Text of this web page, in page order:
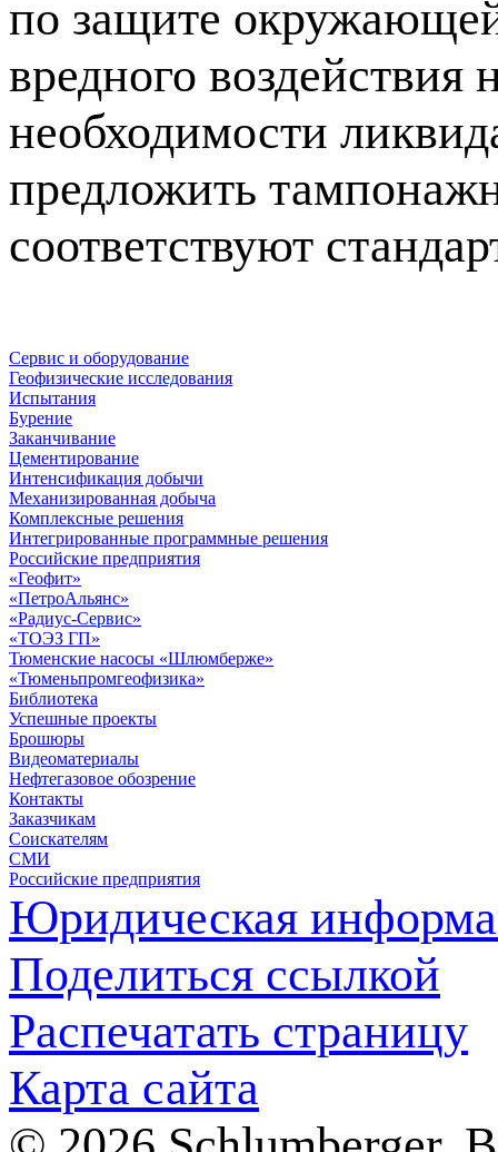
по защите окружающей
вредного
необходимости
предложить
соответствуют
Сервис и оборудование
Геофизические исследования
Испытания
Бурение
Заканчивание
Цементирование
Интенсификация добычи
Механизированная добыча
Комплексные решения
Интегрированные программные решения
Российские предприятия
«Геофит»
«ПетроАльянс»
«Радиус-Сервис»
«ТОЭЗ ГП»
Тюменские насосы «Шлюмберже»
«Тюменьпромгеофизика»
Библиотека
Успешные проекты
Брошюры
Видеоматериалы
Нефтегазовое обозрение
Контакты
Заказчикам
Соискателям
СМИ
Российские предприятия
Юридическая
Поделиться ссылкой
Распечатать страницу
Карта сайта